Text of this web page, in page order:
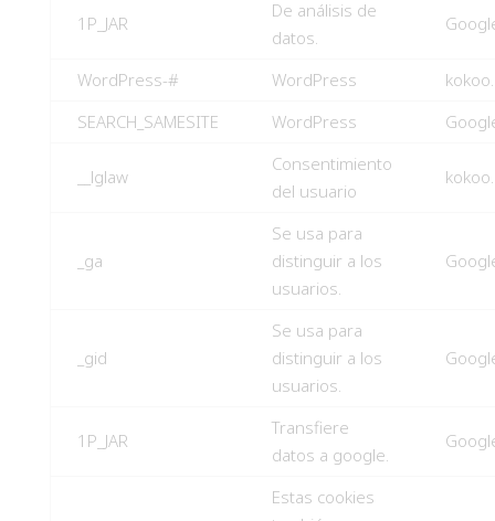
1P_JAR
De análisis de
datos.
WordPress-# WordPress
SEARCH_SAMESITE
WordPress
__lglaw
Consentimiento
del usuario
_ga
Se usa para
distinguir a los
usuarios.
_gid
Se usa para
distinguir a los
usuarios.
1P_JAR
Transfiere
datos a google.
Estas cookies